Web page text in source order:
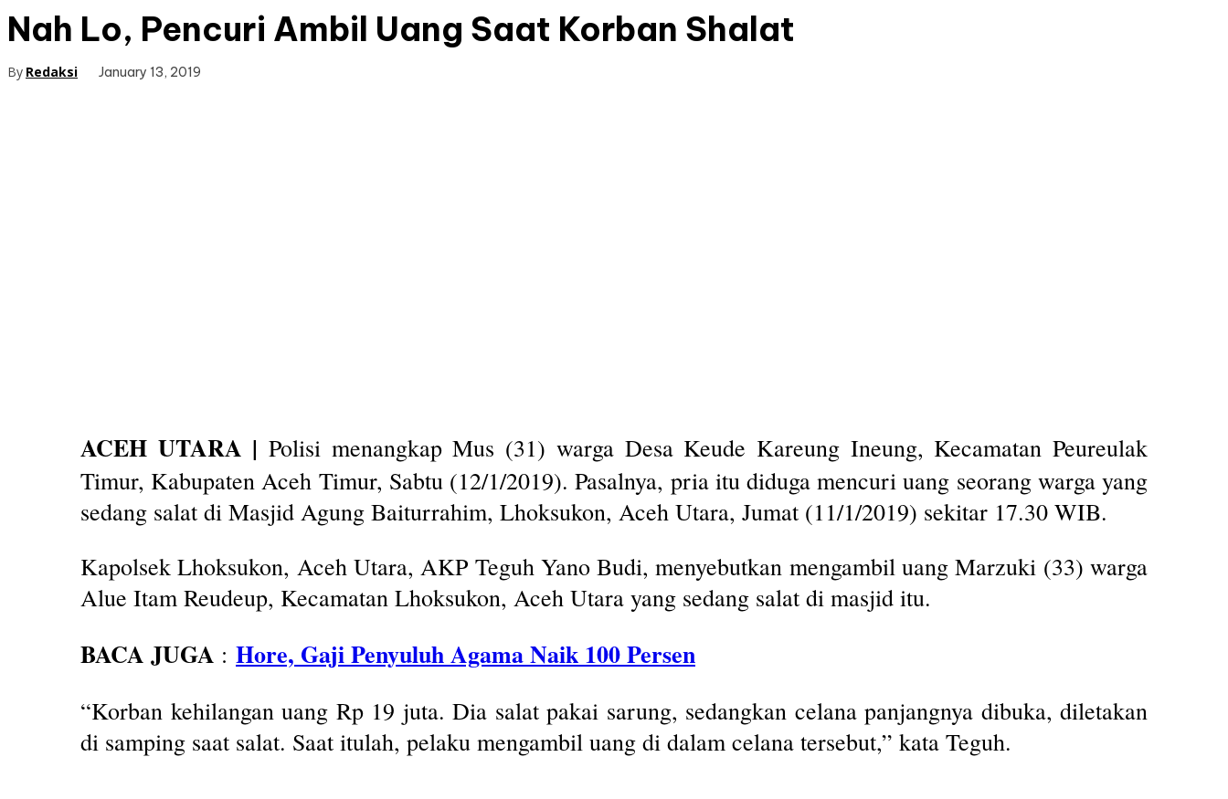
Nah Lo, Pencuri Ambil Uang Saat Korban Shalat
By Redaksi January 13, 2019
ACEH UTARA | Polisi menangkap Mus (31) warga Desa Keude Kareung Ineung, Kecamatan Peureulak
Timur, Kabupaten Aceh Timur, Sabtu (12/1/2019). Pasalnya, pria itu diduga mencuri uang seorang warga yang
sedang salat di Masjid Agung Baiturrahim, Lhoksukon, Aceh Utara, Jumat (11/1/2019) sekitar 17.30 WIB.
Kapolsek Lhoksukon, Aceh Utara, AKP Teguh Yano Budi, menyebutkan mengambil uang Marzuki (33) warga
Alue Itam Reudeup, Kecamatan Lhoksukon, Aceh Utara yang sedang salat di masjid itu.
BACA JUGA : Hore, Gaji Penyuluh Agama Naik 100 Persen
“Korban kehilangan uang Rp 19 juta. Dia salat pakai sarung, sedangkan celana panjangnya dibuka, diletakan
di samping saat salat. Saat itulah, pelaku mengambil uang di dalam celana tersebut,” kata Teguh.